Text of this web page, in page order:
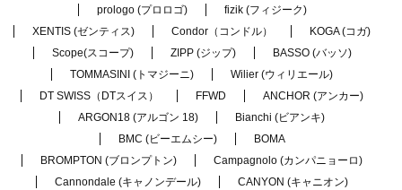
prologo (プロロゴ)
fizik (フィジーク)
XENTIS (ゼンティス)
Condor（コンドル）
KOGA (コガ)
Scope(スコープ)
ZIPP (ジップ)
BASSO (バッソ)
TOMMASINI (トマジーニ)
Wilier (ウィリエール)
DT SWISS（DTスイス）
FFWD
ANCHOR (アンカー)
ARGON18 (アルゴン 18)
Bianchi (ビアンキ)
BMC (ビーエムシー)
BOMA
BROMPTON (ブロンプトン)
Campagnolo (カンパニョーロ)
Cannondale (キャノンデール)
CANYON (キャニオン)